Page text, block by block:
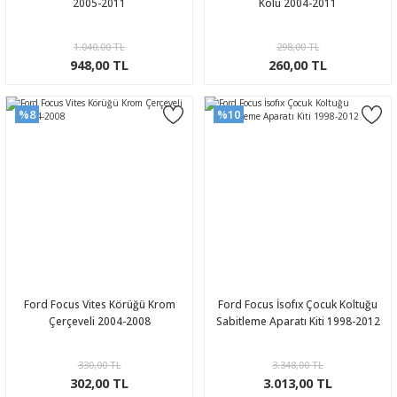
1.040,00 TL
948,00 TL
298,00 TL
260,00 TL
%8
Ford Focus Vites Körüğü Krom
Çerçeveli 2004-2008
330,00 TL
302,00 TL
%10
Ford Focus İsofıx Çocuk Koltuğu
Sabitleme Aparatı Kiti 1998-2012
3.348,00 TL
3.013,00 TL